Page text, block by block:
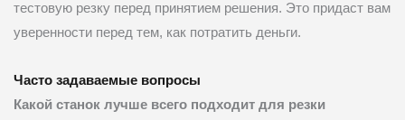
тестовую резку перед принятием решения. Это придаст вам
уверенности перед тем, как потратить деньги.
Часто задаваемые вопросы
Какой станок лучше всего подходит для резки